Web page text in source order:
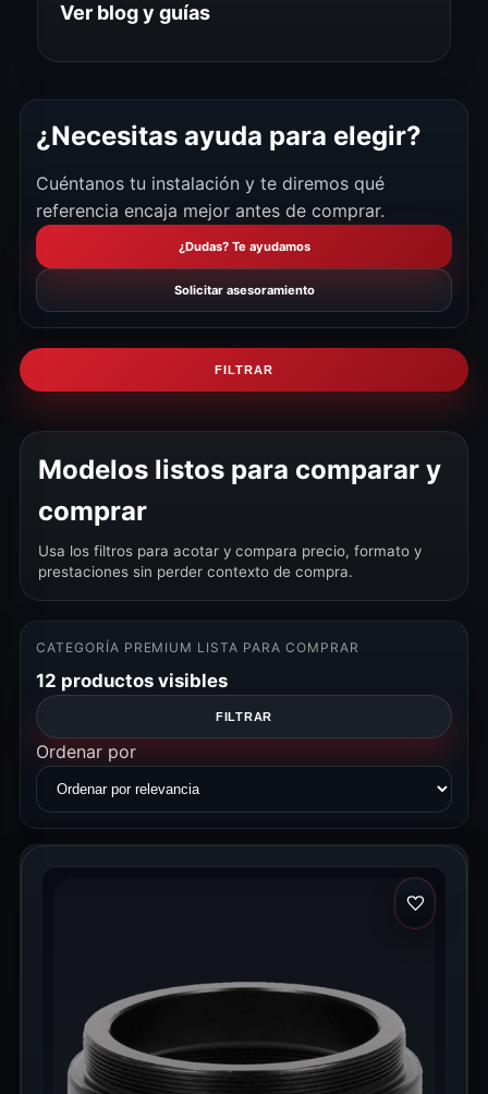
Ver blog y guías
¿Necesitas ayuda para elegir?
Cuéntanos tu instalación y te diremos qué
referencia encaja mejor antes de comprar.
¿Dudas? Te ayudamos
Solicitar asesoramiento
FILTRAR
Modelos listos para comparar y
comprar
Usa los filtros para acotar y compara precio, formato y
prestaciones sin perder contexto de compra.
CATEGORÍA PREMIUM LISTA PARA COMPRAR
12 productos visibles
FILTRAR
Ordenar por